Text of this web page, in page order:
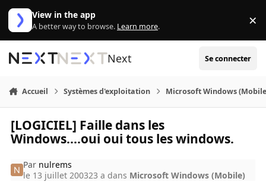
Aller au contenu
View in the app
A better way to browse. Learn more. ×
Next Se connecter
Accueil Systèmes d'exploitation Microsoft Windows
[LOGICIEL] Faille dans les
Windows....oui oui tous les windows.
Par nulrems
le 13 juillet 200323 a dans Microsoft Windows (Mobile)